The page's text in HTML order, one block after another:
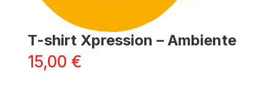
T-shirt Xpression – Ambiente
15,00 €